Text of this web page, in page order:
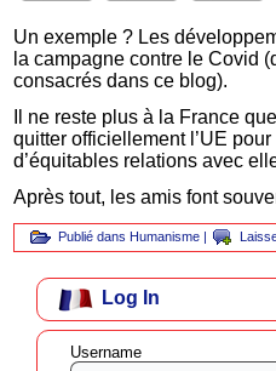
Un exemple ? Les
la campagne contre le Covid
consacrés dans ce blog).
Il ne reste plus à la France
quitter officiellement l’UE
d’équitables relations avec
Après tout, les amis font
Publié dans Humanisme |
Log In
Username